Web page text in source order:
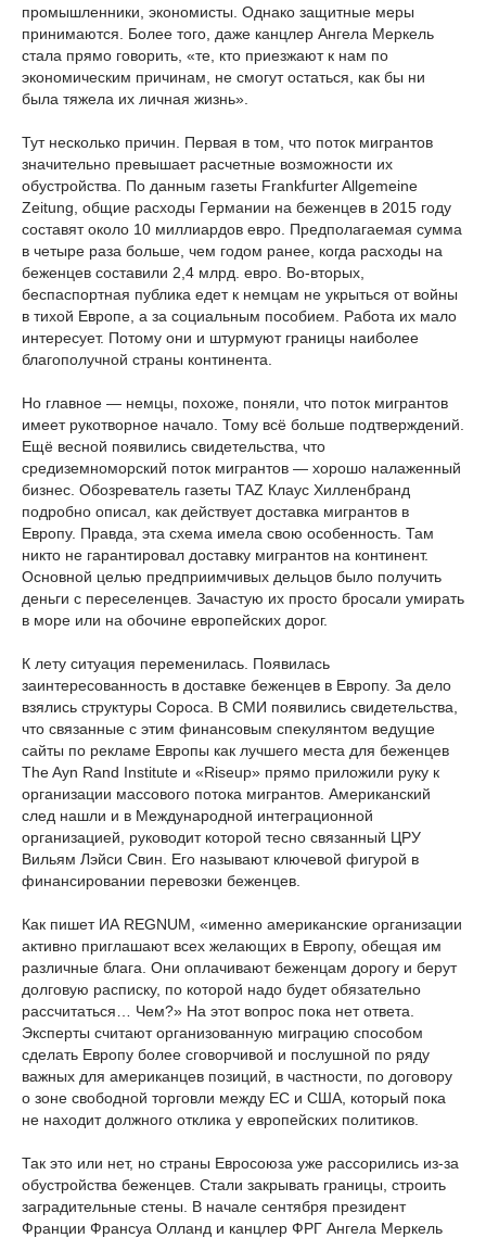
промышленники, экономисты. Однако защитные меры
принимаются. Более того, даже канцлер Ангела Меркель
стала прямо говорить, «те, кто приезжают к нам по
экономическим причинам, не смогут остаться, как бы ни
была тяжела их личная жизнь».
Тут несколько причин. Первая в том, что поток мигрантов
значительно превышает расчетные возможности их
обустройства. По данным газеты Frankfurter Allgemeine
Zeitung, общие расходы Германии на беженцев в 2015 году
составят около 10 миллиардов евро. Предполагаемая сумма
в четыре раза больше, чем годом ранее, когда расходы на
беженцев составили 2,4 млрд. евро. Во-вторых,
беспаспортная публика едет к немцам не укрыться от войны
в тихой Европе, а за социальным пособием. Работа их мало
интересует. Потому они и штурмуют границы наиболее
благополучной страны континента.
Но главное — немцы, похоже, поняли, что поток мигрантов
имеет рукотворное начало. Тому всё больше подтверждений.
Ещё весной появились свидетельства, что
средиземноморский поток мигрантов — хорошо налаженный
бизнес. Обозреватель газеты TAZ Клаус Хилленбранд
подробно описал, как действует доставка мигрантов в
Европу. Правда, эта схема имела свою особенность. Там
никто не гарантировал доставку мигрантов на континент.
Основной целью предприимчивых дельцов было получить
деньги с переселенцев. Зачастую их просто бросали умирать
в море или на обочине европейских дорог.
К лету ситуация переменилась. Появилась
заинтересованность в доставке беженцев в Европу. За дело
взялись структуры Сороса. В СМИ появились свидетельства,
что связанные с этим финансовым спекулянтом ведущие
сайты по рекламе Европы как лучшего места для беженцев
The Ayn Rand Institute и «Riseup» прямо приложили руку к
организации массового потока мигрантов. Американский
след нашли и в Международной интеграционной
организацией, руководит которой тесно связанный ЦРУ
Вильям Лэйси Свин. Его называют ключевой фигурой в
финансировании перевозки беженцев.
Как пишет ИА REGNUM, «именно американские организации
активно приглашают всех желающих в Европу, обещая им
различные блага. Они оплачивают беженцам дорогу и берут
долговую расписку, по которой надо будет обязательно
рассчитаться… Чем?» На этот вопрос пока нет ответа.
Эксперты считают организованную миграцию способом
сделать Европу более сговорчивой и послушной по ряду
важных для американцев позиций, в частности, по договору
о зоне свободной торговли между ЕС и США, который пока
не находит должного отклика у европейских политиков.
Так это или нет, но страны Евросоюза уже рассорились из-за
обустройства беженцев. Стали закрывать границы, строить
заградительные стены. В начале сентября президент
Франции Франсуа Олланд и канцлер ФРГ Ангела Меркель